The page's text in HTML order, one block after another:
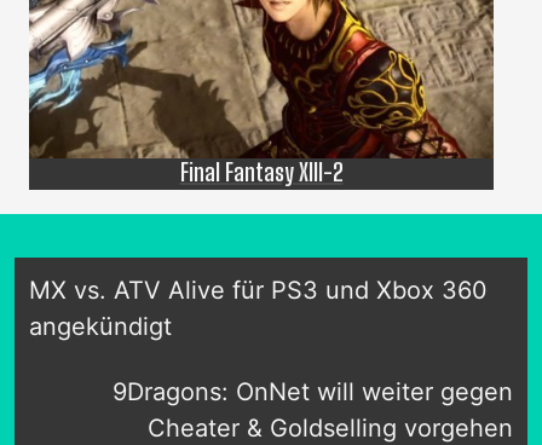
Final Fantasy XIII-2
MX vs. ATV Alive für PS3 und Xbox 360
angekündigt
9Dragons: OnNet will weiter gegen
Cheater & Goldselling vorgehen